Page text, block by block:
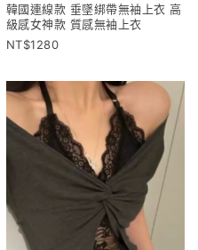
韓國連線款 垂墜綁帶無袖上衣 高
級感女神款 質感無袖上衣
1280